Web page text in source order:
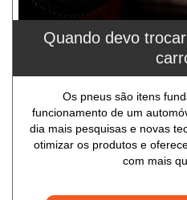
Quando devo
Os pneus são itens
funcionamento de um
dia mais pesquisas e novas
otimizar os produtos e
com mais